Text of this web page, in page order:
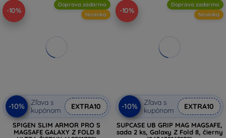
-10%
Doprava zadarmo
Novinka
-10%
Zľava s
kupónom
EXTRA10
SPIGEN SLIM ARMOR PRO S
MAGSAFE GALAXY Z FOLD 8
-10%
Doprava zadarmo
Novinka
-10%
Zľava s
kupónom
EXTRA10
SUPCASE UB GRIP MAG MAGSAFE,
sada 2 ks, Galaxy Z Fold 8, čierny